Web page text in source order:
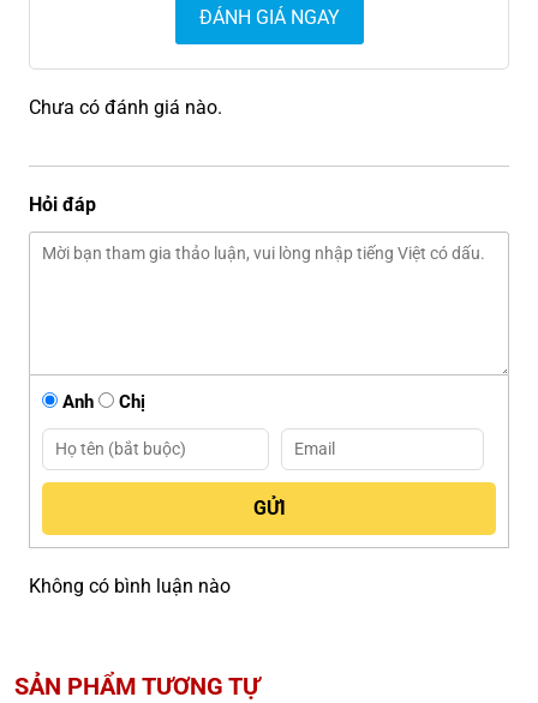
ĐÁNH GIÁ NGAY
Chưa có đánh giá nào.
Hỏi đáp
Anh Chị
Không có bình luận nào
SẢN PHẨM TƯƠNG TỰ